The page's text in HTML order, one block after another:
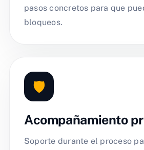
pasos concretos para que
bloqueos.
🛡️
Acompañamiento
Soporte durante el proceso